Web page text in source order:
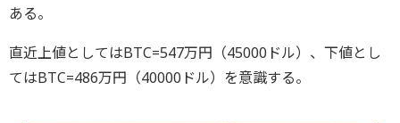
ある。
直近上値としてはBTC=547万円（45000ドル）、下値とし
てはBTC=486万円（40000ドル）を意識する。